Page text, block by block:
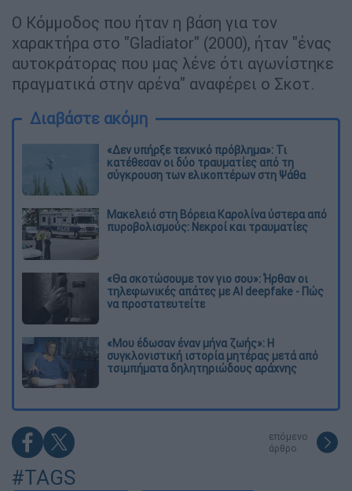
Ο Κόμμοδος που ήταν η βάση για τον
χαρακτήρα στο "Gladiator" (2000), ήταν "ένας
αυτοκράτορας που μας λένε ότι αγωνίστηκε
πραγματικά στην αρένα" αναφέρει ο Σκοτ.
Διαβάστε ακόμη
«Δεν υπήρξε τεχνικό πρόβλημα»: Τι
κατέθεσαν οι δύο τραυματίες από τη
σύγκρουση των ελικοπτέρων στη Ψάθα
Μακελειό στη Βόρεια Καρολίνα ύστερα από
πυροβολισμούς: Νεκροί και τραυματίες
«Θα σκοτώσουμε τον γιο σου»: Ήρθαν οι
τηλεφωνικές απάτες με AI deepfake - Πώς
να προστατευτείτε
«Μου έδωσαν έναν μήνα ζωής»: Η
συγκλονιστική ιστορία μητέρας μετά από
τσιμπήματα δηλητηριώδους αράχνης
επόμενο
άρθρο
#TAGS